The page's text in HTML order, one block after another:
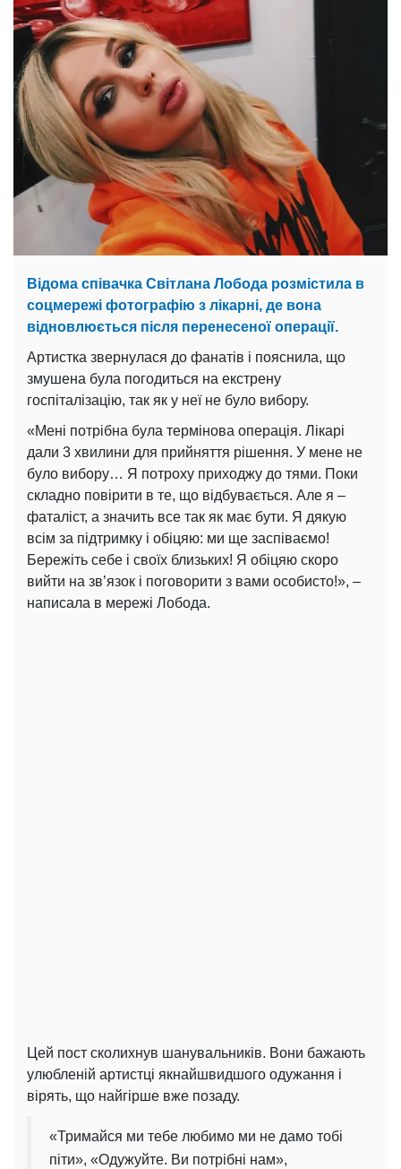
Відома співачка Світлана Лобода розмістила в
соцмережі фотографію з лікарні, де вона
відновлюється після перенесеної операції.
Артистка звернулася до фанатів і пояснила, що
змушена була погодиться на екстрену
госпіталізацію, так як у неї не було вибору.
«Мені потрібна була термінова операція. Лікарі
дали 3 хвилини для прийняття рішення. У мене не
було вибору… Я потроху приходжу до тями. Поки
складно повірити в те, що відбувається. Але я –
фаталіст, а значить все так як має бути. Я дякую
всім за підтримку і обіцяю: ми ще заспіваємо!
Бережіть себе і своїх близьких! Я обіцяю скоро
вийти на зв’язок і поговорити з вами особисто!», –
написала в мережі Лобода.
Цей пост сколихнув шанувальників. Вони бажають
улюбленій артистці якнайшвидшого одужання і
вірять, що найгірше вже позаду.
«Тримайся ми тебе любимо ми не дамо тобі
піти», «Одужуйте. Ви потрібні нам»,